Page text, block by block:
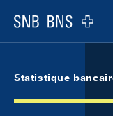
Logo
Statistique